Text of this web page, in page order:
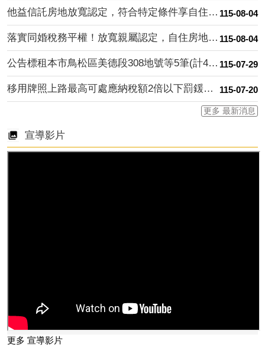
115-08-04
他益信託房地放寬認定，符合特定條件享自住優惠稅率
115-08-04
落實同婚稅務平權！放寬親屬認定，自住房地與身障車輛輕鬆省稅
115-07-29
公告標租本市鳥松區美德段308地號等5筆(計4案)市有標公用....
115-07-20
移用牌照上路最高可處應納稅額2倍以下罰鍰，請民眾切勿心存僥倖....
更多 最新消息
宣導影片
更多 宣導影片